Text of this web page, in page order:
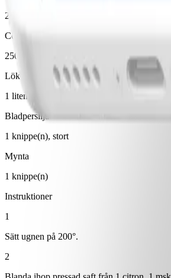
2 klyfta(or)
Cocktailtomater
250 g
Lök
1 liten(t)/små, röd
Bladpersilja
1 knippe(n), stort
Mynta
1 knippe(n)
Instruktioner
1
Sätt ugnen på 200°.
2